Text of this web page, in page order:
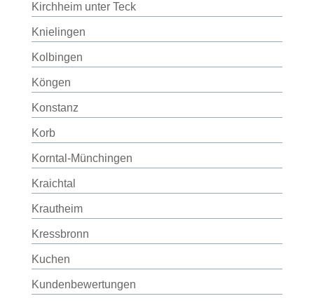
Kirchheim unter Teck
Knielingen
Kolbingen
Köngen
Konstanz
Korb
Korntal-Münchingen
Kraichtal
Krautheim
Kressbronn
Kuchen
Kundenbewertungen